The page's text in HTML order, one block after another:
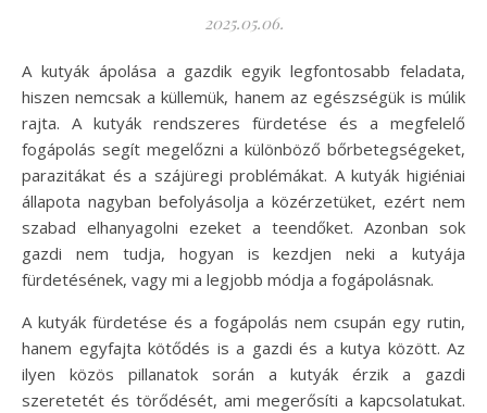
2025.05.06.
A kutyák ápolása a gazdik egyik legfontosabb feladata,
hiszen nemcsak a küllemük, hanem az egészségük is múlik
rajta. A kutyák rendszeres fürdetése és a megfelelő
fogápolás segít megelőzni a különböző bőrbetegségeket,
parazitákat és a szájüregi problémákat. A kutyák higiéniai
állapota nagyban befolyásolja a közérzetüket, ezért nem
szabad elhanyagolni ezeket a teendőket. Azonban sok
gazdi nem tudja, hogyan is kezdjen neki a kutyája
fürdetésének, vagy mi a legjobb módja a fogápolásnak.
A kutyák fürdetése és a fogápolás nem csupán egy rutin,
hanem egyfajta kötődés is a gazdi és a kutya között. Az
ilyen közös pillanatok során a kutyák érzik a gazdi
szeretetét és törődését, ami megerősíti a kapcsolatukat.